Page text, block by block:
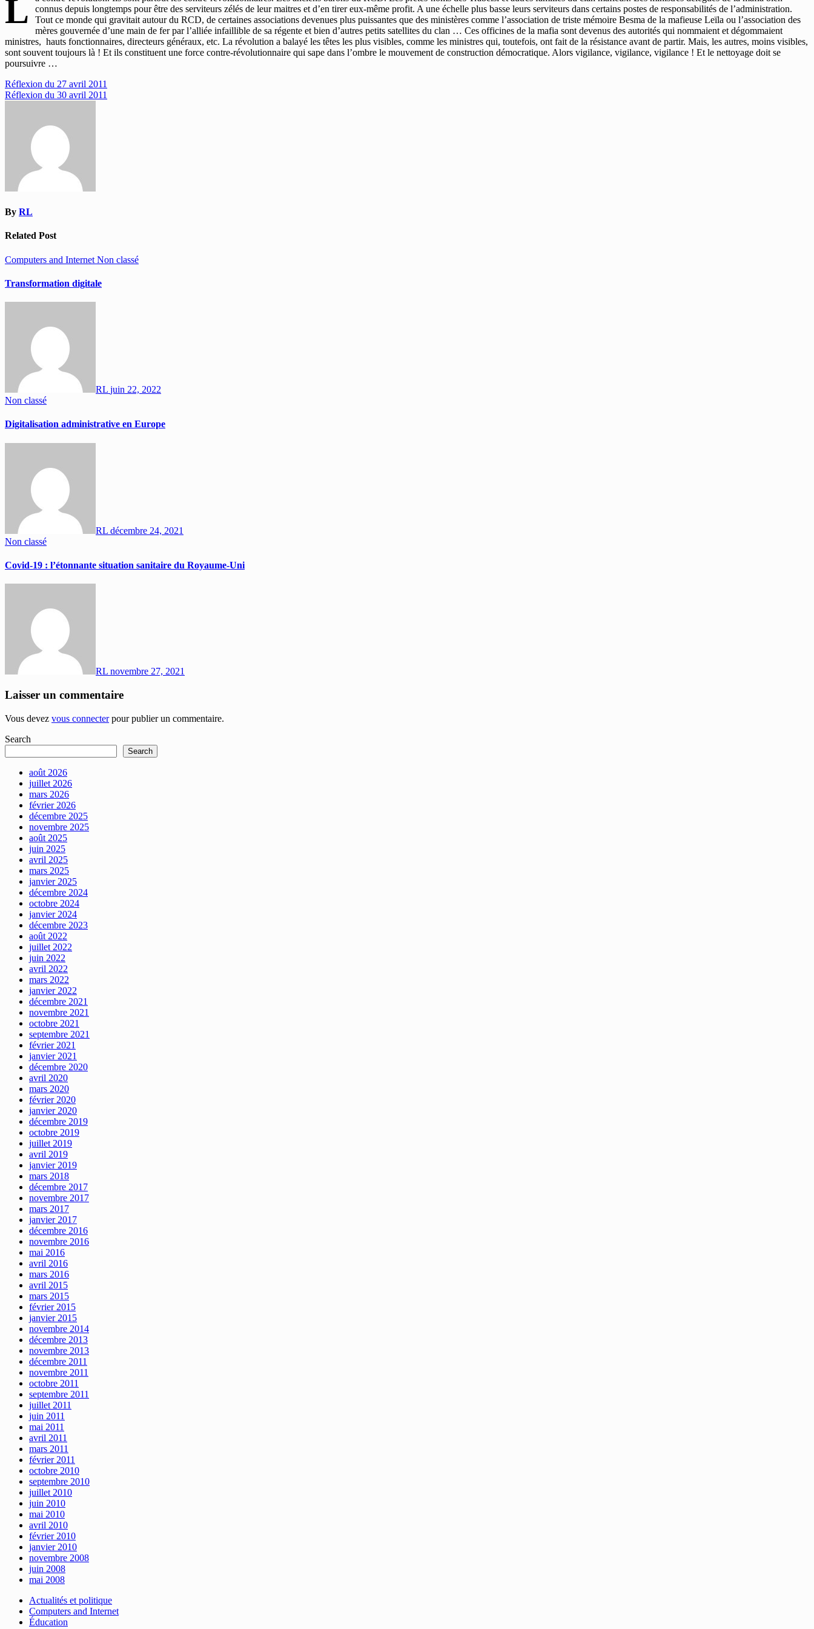
L
connus depuis longtemps pour être des serviteurs zélés de leur maitres et d’en tirer eux-même profit. A une échelle plus basse leurs serviteurs dans certains postes de responsabilités de l’administration.
Tout ce monde qui gravitait autour du RCD, de certaines associations devenues plus puissantes que des ministères comme l’association de triste mémoire Besma de la mafieuse Leïla ou l’association des
mères gouvernée d’une main de fer par l’alliée infaillible de sa régente et bien d’autres petits satellites du clan … Ces officines de la mafia sont devenus des autorités qui nommaient et dégommaient
ministres, hauts fonctionnaires, directeurs généraux, etc. La révolution a balayé les têtes les plus visibles, comme les ministres qui, toutefois, ont fait de la résistance avant de partir. Mais, les autres, moins visibles,
sont souvent toujours là ! Et ils constituent une force contre-révolutionnaire qui sape dans l’ombre le mouvement de construction démocratique. Alors vigilance, vigilance, vigilance ! Et le nettoyage doit se
poursuivre …
Navigation
de
Réflexion du 27 avril 2011
Réflexion du 30 avril 2011
By RL
Related Post
Computers and Internet Non classé
Transformation digitale
RL juin 22, 2022
Non classé
Digitalisation administrative en Europe
RL décembre 24, 2021
Non classé
Covid-19 : l’étonnante situation sanitaire du Royaume-Uni
RL novembre 27, 2021
Laisser un commentaire
Vous devez vous connecterpour publier un commentaire.
Search
Search
août 2026
juillet 2026
mars 2026
février 2026
décembre 2025
novembre 2025
août 2025
juin 2025
avril 2025
mars 2025
janvier 2025
décembre 2024
octobre 2024
janvier 2024
décembre 2023
août 2022
juillet 2022
juin 2022
avril 2022
mars 2022
janvier 2022
décembre 2021
novembre 2021
octobre 2021
septembre 2021
février 2021
janvier 2021
décembre 2020
avril 2020
mars 2020
février 2020
janvier 2020
décembre 2019
octobre 2019
juillet 2019
avril 2019
janvier 2019
mars 2018
décembre 2017
novembre 2017
mars 2017
janvier 2017
décembre 2016
novembre 2016
mai 2016
avril 2016
mars 2016
avril 2015
mars 2015
février 2015
janvier 2015
novembre 2014
décembre 2013
novembre 2013
décembre 2011
novembre 2011
octobre 2011
septembre 2011
juillet 2011
juin 2011
mai 2011
avril 2011
mars 2011
février 2011
octobre 2010
septembre 2010
juillet 2010
juin 2010
mai 2010
avril 2010
février 2010
janvier 2010
novembre 2008
juin 2008
mai 2008
Actualités et politique
Computers and Internet
Éducation